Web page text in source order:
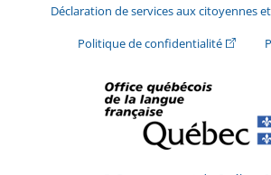
Déclaration de services aux citoyennes
Politique de confidentialité(Cet